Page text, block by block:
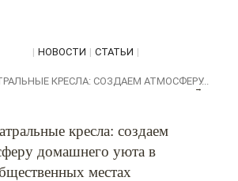
| НОВОСТИ | СТАТЬИ |
КРЕСЛА: СОЗДАЕМ АТМОСФЕРУ...
кресла: создаем
домашнего уюта в
местах
→